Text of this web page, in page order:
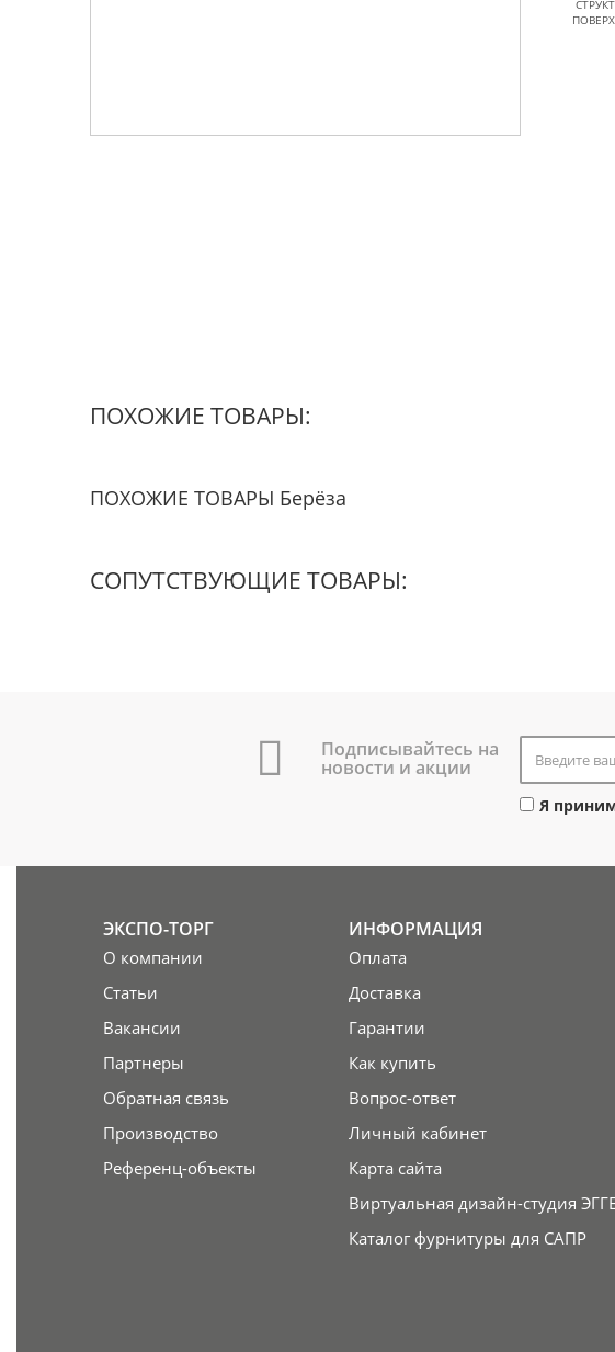
ПОХОЖИЕ ТОВАРЫ:
ПОХОЖИЕ ТОВАРЫ Берёза
СОПУТСТВУЮЩИЕ ТОВАРЫ:
Подписывайтесь на
новости и акции
Я
ЭКСПО-ТОРГ
О компании
Статьи
Вакансии
Партнеры
Обратная связь
Производство
Референц-объекты
ИНФОРМАЦИЯ
Оплата
Доставка
Гарантии
Как купить
Вопрос-ответ
Личный кабинет
Карта сайта
Виртуальная дизайн-студия
Каталог фурнитуры для САПР